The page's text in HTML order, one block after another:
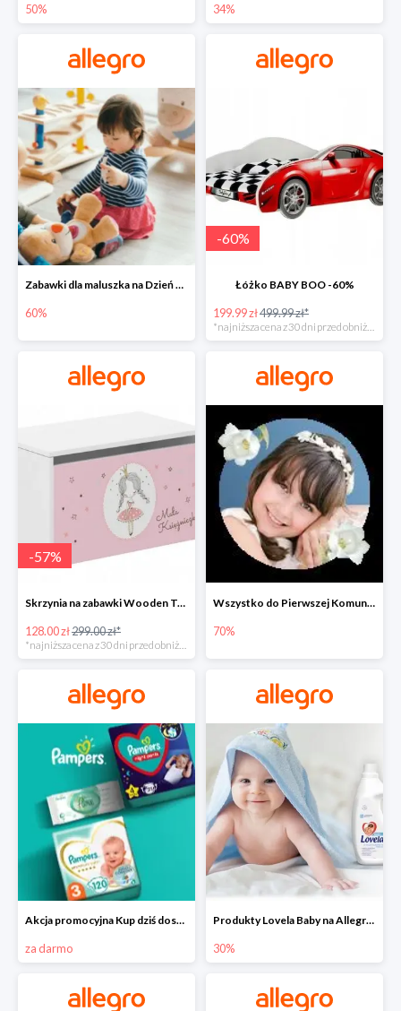
50% 34%
Zabawki dla maluszka na Dzień Dziecka na Allegro do -60%
60%
-60%
Łóżko BABY BOO -60%
199.99 zł499.99 zł*
*najniższa cena z 30 dni przed obniżką
-57%
Skrzynia na zabawki Wooden Toys -57%
128.00 zł299.00 zł*
Wszystko do Pierwszej Komunii na Allegro do -70%
70%
Akcja promocyjna Kup dziś dostawa jutro
za darmo
Produkty Lovela Baby na Allegro do -30%
30%